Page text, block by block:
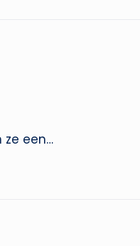
ze een…